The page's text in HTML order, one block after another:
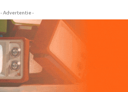
- Advertentie -